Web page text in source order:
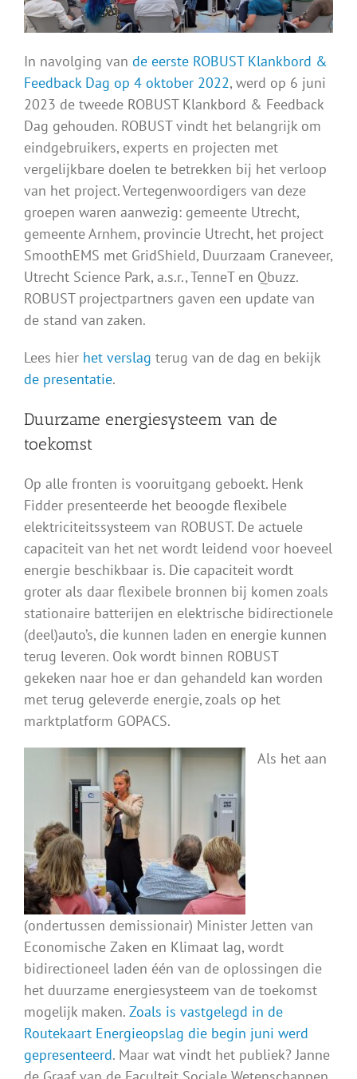
In navolging van de eerste ROBUST Klankbord &
Feedback Dag op 4 oktober 2022, werd op 6 juni
2023 de tweede ROBUST Klankbord & Feedback
Dag gehouden. ROBUST vindt het belangrijk om
eindgebruikers, experts en projecten met
vergelijkbare doelen te betrekken bij het verloop
van het project. Vertegenwoordigers van deze
groepen waren aanwezig: gemeente Utrecht,
gemeente Arnhem, provincie Utrecht, het project
SmoothEMS met GridShield, Duurzaam Craneveer,
Utrecht Science Park, a.s.r., TenneT en Qbuzz.
ROBUST projectpartners gaven een update van
de stand van zaken.
Lees hier het verslag terug van de dag en bekijk
de presentatie.
Duurzame energiesysteem van de
toekomst
Op alle fronten is vooruitgang geboekt. Henk
Fidder presenteerde het beoogde flexibele
elektriciteitssysteem van ROBUST. De actuele
capaciteit van het net wordt leidend voor hoeveel
energie beschikbaar is. Die capaciteit wordt
groter als daar flexibele bronnen bij komen zoals
stationaire batterijen en elektrische bidirectionele
(deel)auto’s, die kunnen laden en energie kunnen
terug leveren. Ook wordt binnen ROBUST
gekeken naar hoe er dan gehandeld kan worden
met terug geleverde energie, zoals op het
marktplatform GOPACS.
Als het aan
(ondertussen demissionair) Minister Jetten van
Economische Zaken en Klimaat lag, wordt
bidirectioneel laden één van de oplossingen die
het duurzame energiesysteem van de toekomst
mogelijk maken. Zoals is vastgelegd in de
Routekaart Energieopslag die begin juni werd
gepresenteerd. Maar wat vindt het publiek? Janne